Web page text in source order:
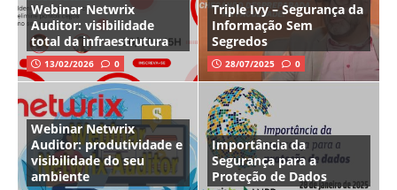
Webinar Netwrix
Auditor: visibilidade
total da infraestrutura
13/02/2026 0
Triple Ivy – Segurança da
Informação Sem
Segredos
28/07/2025 0
Webinar Netwrix
Auditor: produtividade e
visibilidade do seu
ambiente
Importância da
Segurança para a
Proteção de Dados